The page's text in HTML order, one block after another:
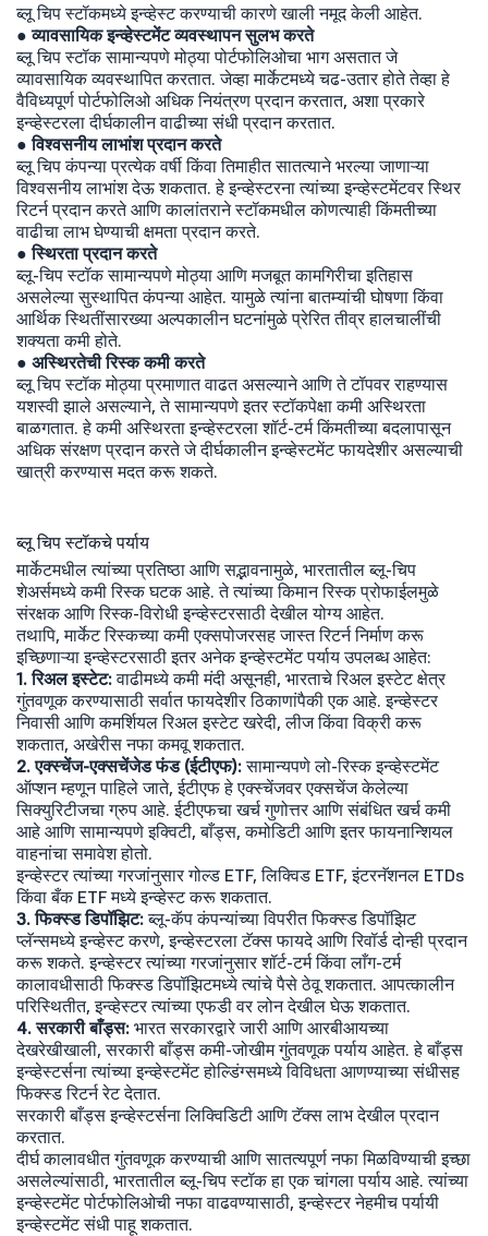
ब्लू चिप स्टॉकमध्ये इन्व्हेस्ट करण्याची कारणे खाली नमूद केली आहेत.
● व्यावसायिक इन्व्हेस्टमेंट व्यवस्थापन सुलभ करते
ब्लू चिप स्टॉक सामान्यपणे मोठ्या पोर्टफोलिओचा भाग असतात जे
व्यावसायिक व्यवस्थापित करतात. जेव्हा मार्केटमध्ये चढ-उतार होते तेव्हा हे
वैविध्यपूर्ण पोर्टफोलिओ अधिक नियंत्रण प्रदान करतात, अशा प्रकारे
इन्व्हेस्टरला दीर्घकालीन वाढीच्या संधी प्रदान करतात.
● विश्वसनीय लाभांश प्रदान करते
ब्लू चिप कंपन्या प्रत्येक वर्षी किंवा तिमाहीत सातत्याने भरल्या जाणाऱ्या
विश्वसनीय लाभांश देऊ शकतात. हे इन्व्हेस्टरना त्यांच्या इन्व्हेस्टमेंटवर स्थिर
रिटर्न प्रदान करते आणि कालांतराने स्टॉकमधील कोणत्याही किंमतीच्या
वाढीचा लाभ घेण्याची क्षमता प्रदान करते.
● स्थिरता प्रदान करते
ब्लू-चिप स्टॉक सामान्यपणे मोठ्या आणि मजबूत कामगिरीचा इतिहास
असलेल्या सुस्थापित कंपन्या आहेत. यामुळे त्यांना बातम्यांची घोषणा किंवा
आर्थिक स्थितींसारख्या अल्पकालीन घटनांमुळे प्रेरित तीव्र हालचालींची
शक्यता कमी होते.
● अस्थिरतेची रिस्क कमी करते
ब्लू चिप स्टॉक मोठ्या प्रमाणात वाढत असल्याने आणि ते टॉपवर राहण्यास
यशस्वी झाले असल्याने, ते सामान्यपणे इतर स्टॉकपेक्षा कमी अस्थिरता
बाळगतात. हे कमी अस्थिरता इन्व्हेस्टरला शॉर्ट-टर्म किंमतीच्या बदलापासून
अधिक संरक्षण प्रदान करते जे दीर्घकालीन इन्व्हेस्टमेंट फायदेशीर असल्याची
खात्री करण्यास मदत करू शकते.
ब्लू चिप स्टॉकचे पर्याय
मार्केटमधील त्यांच्या प्रतिष्ठा आणि सद्भावनामुळे, भारतातील ब्लू-चिप
शेअर्समध्ये कमी रिस्क घटक आहे. ते त्यांच्या किमान रिस्क प्रोफाईलमुळे
संरक्षक आणि रिस्क-विरोधी इन्व्हेस्टरसाठी देखील योग्य आहेत.
तथापि, मार्केट रिस्कच्या कमी एक्सपोजरसह जास्त रिटर्न निर्माण करू
इच्छिणाऱ्या इन्व्हेस्टरसाठी इतर अनेक इन्व्हेस्टमेंट पर्याय उपलब्ध आहेत:
1. रिअल इस्टेट:वाढीमध्ये कमी मंदी असूनही, भारताचे रिअल इस्टेट क्षेत्र
गुंतवणूक करण्यासाठी सर्वात फायदेशीर ठिकाणांपैकी एक आहे. इन्व्हेस्टर
निवासी आणि कमर्शियल रिअल इस्टेट खरेदी, लीज किंवा विक्री करू
शकतात, अखेरीस नफा कमवू शकतात.
2. एक्स्चेंज-एक्सचेंजेड फंड (ईटीएफ):सामान्यपणे लो-रिस्क इन्व्हेस्टमेंट
ऑप्शन म्हणून पाहिले जाते, ईटीएफ हे एक्स्चेंजवर एक्सचेंज केलेल्या
सिक्युरिटीजचा ग्रुप आहे. ईटीएफचा खर्च गुणोत्तर आणि संबंधित खर्च कमी
आहे आणि सामान्यपणे इक्विटी, बाँड्स, कमोडिटी आणि इतर फायनान्शियल
वाहनांचा समावेश होतो.
इन्व्हेस्टर त्यांच्या गरजांनुसार गोल्ड ETF, लिक्विड ETF, इंटरनॅशनल ETDs
किंवा बँक ETF मध्ये इन्व्हेस्ट करू शकतात.
3. फिक्स्ड डिपॉझिट:ब्लू-कॅप कंपन्यांच्या विपरीत फिक्स्ड डिपॉझिट
प्लॅन्समध्ये इन्व्हेस्ट करणे, इन्व्हेस्टरला टॅक्स फायदे आणि रिवॉर्ड दोन्ही प्रदान
करू शकते. इन्व्हेस्टर त्यांच्या गरजांनुसार शॉर्ट-टर्म किंवा लाँग-टर्म
कालावधीसाठी फिक्स्ड डिपॉझिटमध्ये त्यांचे पैसे ठेवू शकतात. आपत्कालीन
परिस्थितीत, इन्व्हेस्टर त्यांच्या एफडी वर लोन देखील घेऊ शकतात.
4. सरकारी बाँड्स: भारत सरकारद्वारे जारी आणि आरबीआयच्या
देखरेखीखाली, सरकारी बाँड्स कमी-जोखीम गुंतवणूक पर्याय आहेत. हे बाँड्स
इन्व्हेस्टर्सना त्यांच्या इन्व्हेस्टमेंट होल्डिंग्समध्ये विविधता आणण्याच्या संधीसह
फिक्स्ड रिटर्न रेट देतात.
सरकारी बाँड्स इन्व्हेस्टर्सना लिक्विडिटी आणि टॅक्स लाभ देखील प्रदान
करतात.
दीर्घ कालावधीत गुंतवणूक करण्याची आणि सातत्यपूर्ण नफा मिळविण्याची इच्छा
असलेल्यांसाठी, भारतातील ब्लू-चिप स्टॉक हा एक चांगला पर्याय आहे. त्यांच्या
इन्व्हेस्टमेंट पोर्टफोलिओची नफा वाढवण्यासाठी, इन्व्हेस्टर नेहमीच पर्यायी
इन्व्हेस्टमेंट संधी पाहू शकतात.